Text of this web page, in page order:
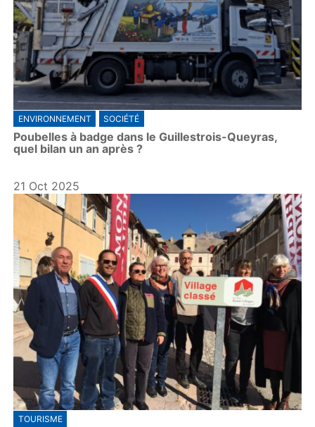
ENVIRONNEMENT SOCIÉTÉ
Poubelles à badge dans le Guillestrois-Queyras,
quel bilan un an après ?
21 Oct 2025
TOURISME